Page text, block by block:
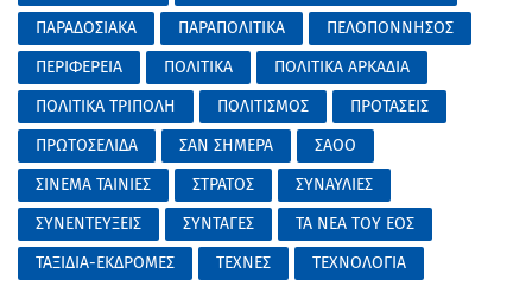
ΠΑΡΑΔΟΣΙΑΚΑ
ΠΑΡΑΠΟΛΙΤΙΚΑ
ΠΕΛΟΠΟΝΝΗΣΟΣ
ΠΕΡΙΦΕΡΕΙΑ
ΠΟΛΙΤΙΚΑ
ΠΟΛΙΤΙΚΑ ΑΡΚΑΔΙΑ
ΠΟΛΙΤΙΚΑ ΤΡΙΠΟΛΗ
ΠΟΛΙΤΙΣΜΟΣ
ΠΡΟΤΑΣΕΙΣ
ΠΡΩΤΟΣΕΛΙΔΑ
ΣΑΝ ΣΗΜΕΡΑ
ΣΑΟΟ
ΣΙΝΕΜΑ ΤΑΙΝΙΕΣ
ΣΤΡΑΤΟΣ
ΣΥΝΑΥΛΙΕΣ
ΣΥΝΕΝΤΕΥΞΕΙΣ
ΣΥΝΤΑΓΕΣ
ΤΑ ΝΕΑ ΤΟΥ ΕΟΣ
ΤΑΞΙΔΙΑ-ΕΚΔΡΟΜΕΣ
ΤΕΧΝΕΣ
ΤΕΧΝΟΛΟΓΙΑ